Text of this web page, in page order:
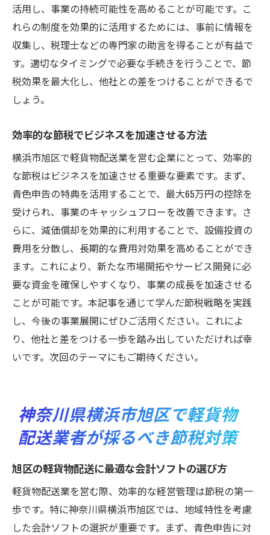
活用し、事業の持続可能性を高めることが可能です。こ
れらの制度を効果的に活用するためには、事前に情報を
収集し、税理士などの専門家の助言を得ることが有益で
す。適切なタイミングで必要な手続きを行うことで、節
税効果を最大化し、他社との差をつけることができるで
しょう。
効率的な節税でビジネスを加速させる方法
横浜市旭区で軽貨物配送業を営む企業にとって、効率的
な節税はビジネスを加速させる重要な要素です。まず、
青色申告の特典を活用することで、最大65万円の控除を
受けられ、事業のキャッシュフローを改善できます。さ
らに、減価償却を効果的に利用することで、設備投資の
費用を分散し、長期的な費用対効果を高めることができ
ます。これにより、新たな市場開拓やサービス開発に必
要な資金を確保しやすくなり、事業の成長を加速させる
ことが可能です。本記事を通じて学んだ節税戦略を実践
し、今後の事業展開にぜひご活用ください。これによ
り、他社と差をつける一歩を踏み出していただければ幸
いです。次回のテーマにもご期待ください。
神奈川県横浜市旭区で軽貨物
配送業者が採るべき節税対策
旭区の軽貨物配送に最適な会計ソフトの選び方
軽貨物配送業を営む際、効率的な経営管理は節税の第一
歩です。特に神奈川県横浜市旭区では、地域特性を考慮
した会計ソフトの選択が重要です。まず、青色申告に対